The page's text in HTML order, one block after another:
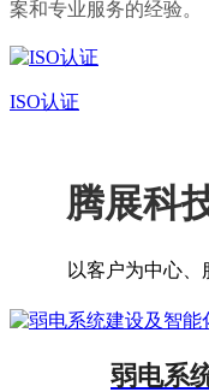
案和专业服务的经验。
ISO认证
腾展科
以客户为中心、
弱电系